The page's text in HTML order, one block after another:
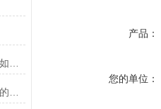
产品：
您的单位：